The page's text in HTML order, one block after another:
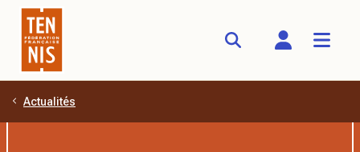
Aller au contenu principal
Actualités